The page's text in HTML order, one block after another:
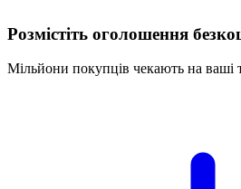
Розмістіть оголошення
Мільйони покупців чекають на ваші